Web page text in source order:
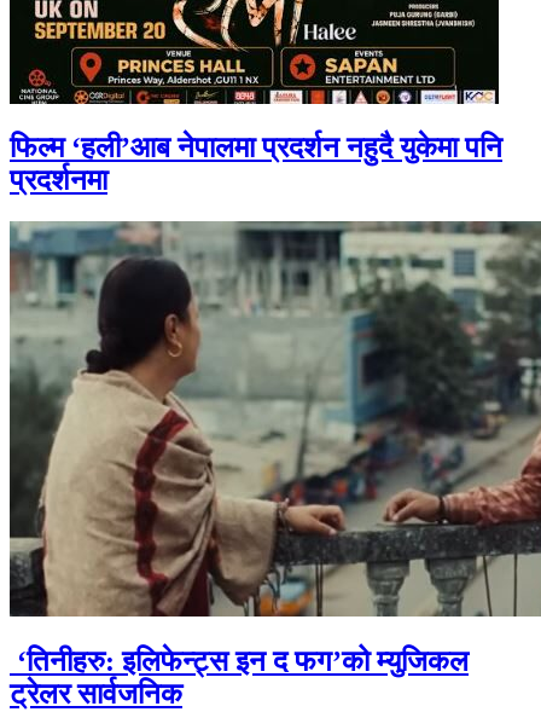
फिल्म ‘हली’आब नेपालमा प्रदर्शन नहुदै युकेमा पनि
प्रदर्शनमा
‘तिनीहरु: इलिफेन्ट्स इन द फग’को म्युजिकल
ट्रेलर सार्वजनिक